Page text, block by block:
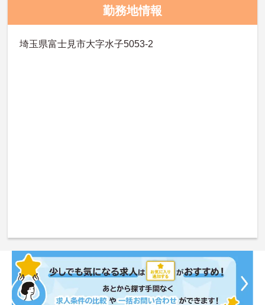
勤務地情報
埼玉県富士見市大字水子5053-2